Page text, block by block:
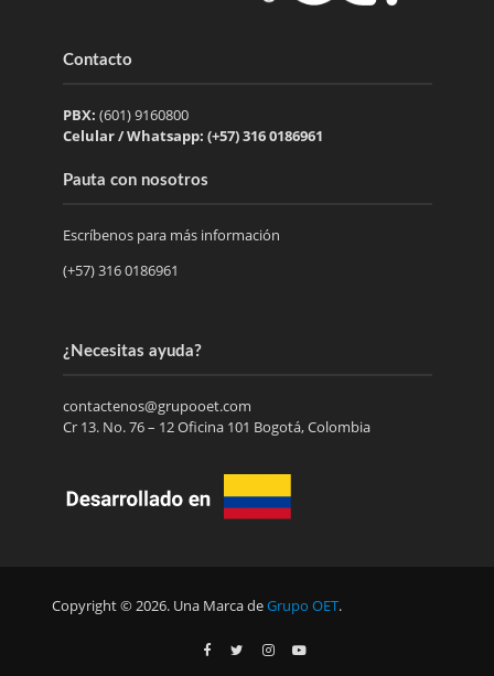
Contacto
PBX: (601) 9160800
Celular / Whatsapp: (+57) 316 0186961
Pauta con nosotros
Escríbenos para más información
(+57) 316 0186961
¿Necesitas ayuda?
contactenos@grupooet.com
Cr 13. No. 76 – 12 Oficina 101 Bogotá, Colombia
Copyright © 2026. Una Marca deGrupo OET.